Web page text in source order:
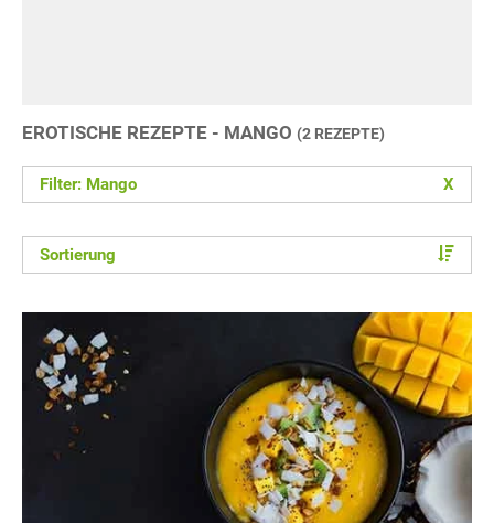
EROTISCHE REZEPTE - MANGO (2 REZEPTE)
Filter: Mango X
Sortierung